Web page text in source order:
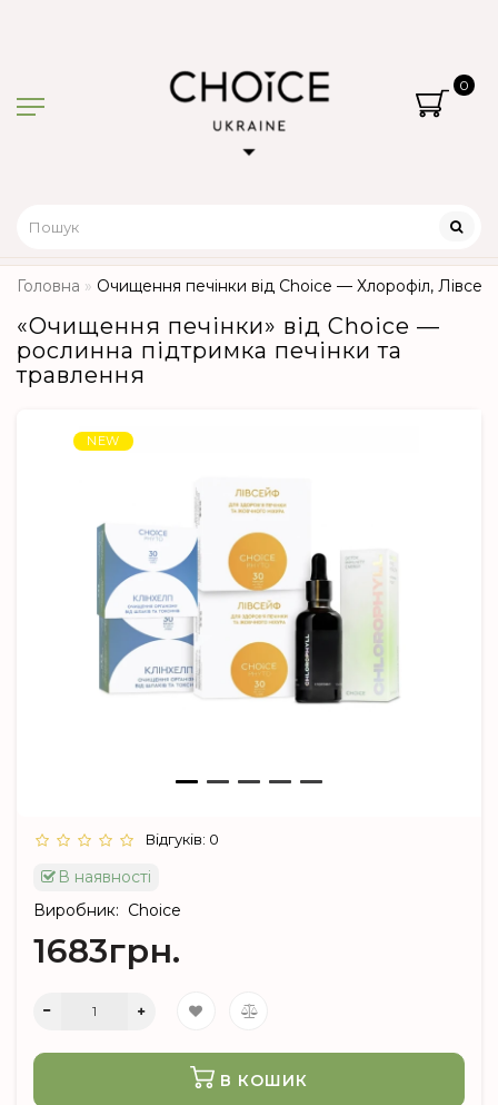
0
Головна Очищення печінки від Choice — Хлорофіл,
«Очищення печінки» від Choice —
рослинна підтримка печінки та
травлення
NEW
Відгуків: 0
В наявності
Виробник: Choice
1683грн.
В КОШИК